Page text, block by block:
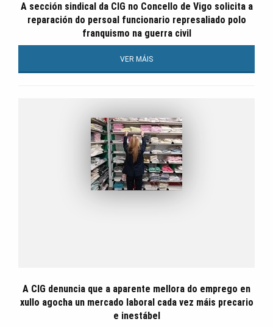
A sección sindical da CIG no Concello de Vigo solicita a
reparación do persoal funcionario represaliado polo
franquismo na guerra civil
VER MÁIS
A CIG denuncia que a aparente mellora do emprego en
xullo agocha un mercado laboral cada vez máis precario
e inestábel